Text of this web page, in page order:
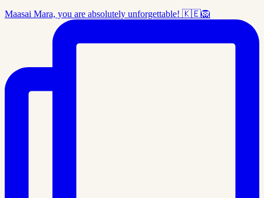
Maasai Mara, you are absolutely unforgettable! 🇰🇪🦁